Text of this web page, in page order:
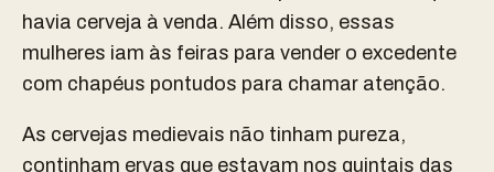
havia cerveja à venda. Além disso, essas
mulheres iam às feiras para vender o excedente
com chapéus pontudos para chamar atenção.
As cervejas medievais não tinham pureza,
continham ervas que estavam nos quintais das